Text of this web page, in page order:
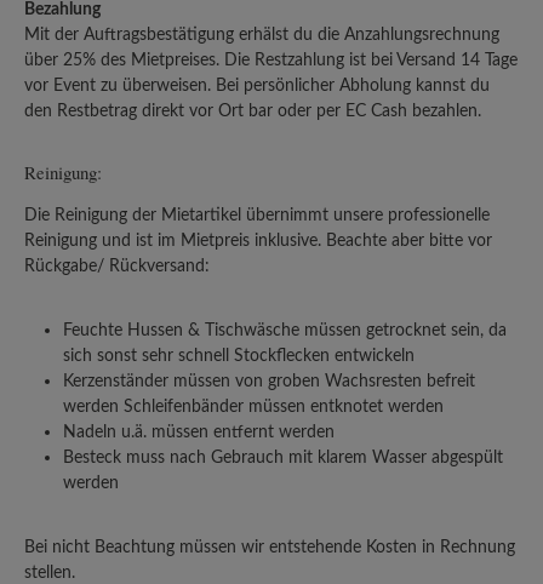
Bezahlung
Mit der Auftragsbestätigung erhälst du die Anzahlungsrechnung
über 25% des Mietpreises. Die Restzahlung ist bei Versand 14 Tage
vor Event zu überweisen. Bei persönlicher Abholung kannst du
den Restbetrag direkt vor Ort bar oder per EC Cash bezahlen.
Reinigung:
Die Reinigung der Mietartikel übernimmt unsere professionelle
Reinigung und ist im Mietpreis inklusive. Beachte aber bitte vor
Rückgabe/ Rückversand:
Feuchte Hussen & Tischwäsche müssen getrocknet sein, da
sich sonst sehr schnell Stockflecken entwickeln
Kerzenständer müssen von groben Wachsresten befreit
werden Schleifenbänder müssen entknotet werden
Nadeln u.ä. müssen entfernt werden
Besteck muss nach Gebrauch mit klarem Wasser abgespült
werden
Bei nicht Beachtung müssen wir entstehende Kosten in Rechnung
stellen.